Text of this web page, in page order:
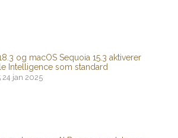
og macOS Sequoia 15.3 aktiverer
Intelligence som standard
24 jan 2025